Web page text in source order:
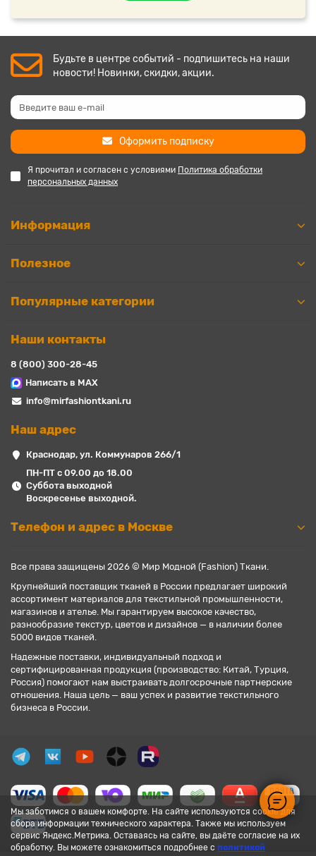
Мы заботимся о вашем комфорте. На сайте используются cookie для
сбора информации технического характера. Также мы используем
сервис Яндекс.Метрика. Оставаясь на сайте, вы даёте согласие на их
обработку. Вы можете ознакомиться подробнее с политикой
Будьте в центре событий - подпишитесь на наши
новости! Новинки, скидки, акции.
Оформить подписку
Я прочитал и согласен с условиями Политика обработки
персональных данных
Информация
Полезное
Популярные категории
Наши контакты
8 (800) 300-28-45
Написать в MAX
info@mirfashiontkani.ru
Наш адрес
Краснодар, ул. Коммунаров 266/1
ПН-ПТ с 09.00 до 18.00
Суббота выходной
Воскресенье выходной.
Телефон и адрес в Москве
Все права защищены 2026 © Мир Модной (Fashion) Ткани.
Крупнейший поставщик тканей в России предлагает широкий
ассортимент материалов для текстильной промышленности,
магазинов и ателье. Мы гарантируем высокое качество,
разнообразие текстур, цветов и дизайнов — в наличии более
5000 видов тканей.
Надежные поставки, индивидуальный подход и
сертифицированная продукция (производство: Китай, Турция,
Россия) помогают нам выстраивать долгосрочные партнерские
отношения. Наша цель — ваш успех и развитие текстильного
бизнеса в России.